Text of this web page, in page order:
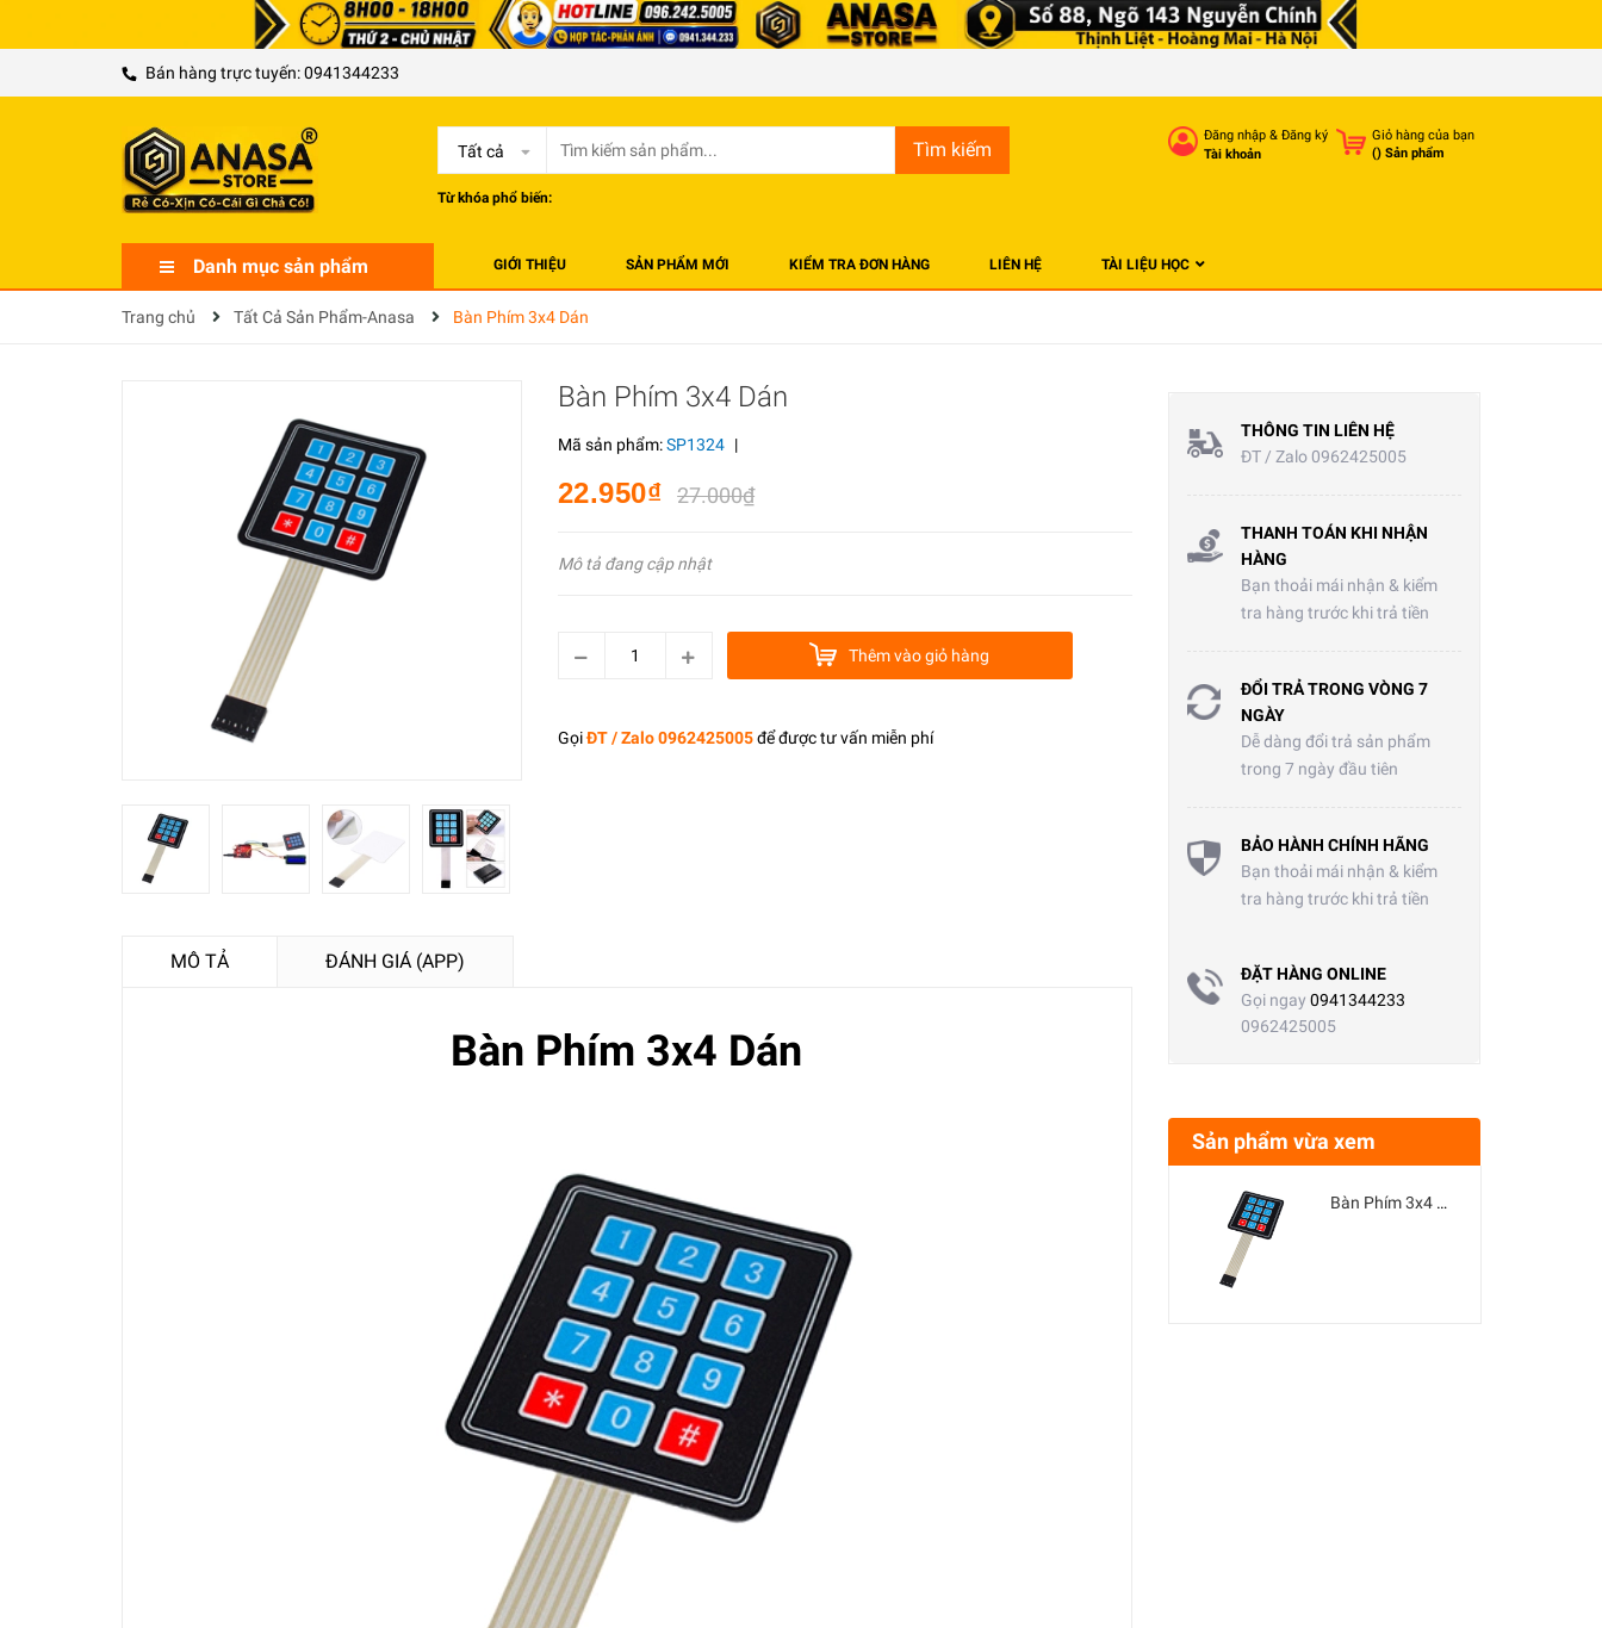
Bán hàng trực tuyến:0941344233
Tất cả Tìm kiếm
Từ khóa phổ biến:
Đăng nhập& Đăng ký
Tài khoản
Giỏ hàng của bạn
() Sản phẩm
Danh mục sản phẩm GIỚI THIỆU SẢN PHẨM MỚI KIỂM TRA ĐƠN HÀNG LIÊN HỆ TÀI LIỆU HỌC
Trang chủ Tất Cả Sản Phẩm-Anasa Bàn Phím 3x4 Dán
Bàn Phím 3x4 Dán
Mã sản phẩm:SP1324 |
22.950₫ 27.000₫
Mô tả đang cập nhật
Thêm vào giỏ hàng
GọiĐT / Zalo 0962425005để được tư vấn miễn phí
MÔ TẢ ĐÁNH GIÁ (APP)
Bàn Phím 3x4 Dán
THÔNG TIN LIÊN HỆ
ĐT / Zalo 0962425005
THANH TOÁN KHI NHẬN
HÀNG
Bạn thoải mái nhận & kiểm
tra hàng trước khi trả tiền
ĐỔI TRẢ TRONG VÒNG 7
NGÀY
Dễ dàng đổi trả sản phẩm
trong 7 ngày đầu tiên
BẢO HÀNH CHÍNH HÃNG
Bạn thoải mái nhận & kiểm
tra hàng trước khi trả tiền
ĐẶT HÀNG ONLINE
Gọi ngay 0941344233
0962425005
Sản phẩm vừa xem
Bàn Phím 3x4 Dán